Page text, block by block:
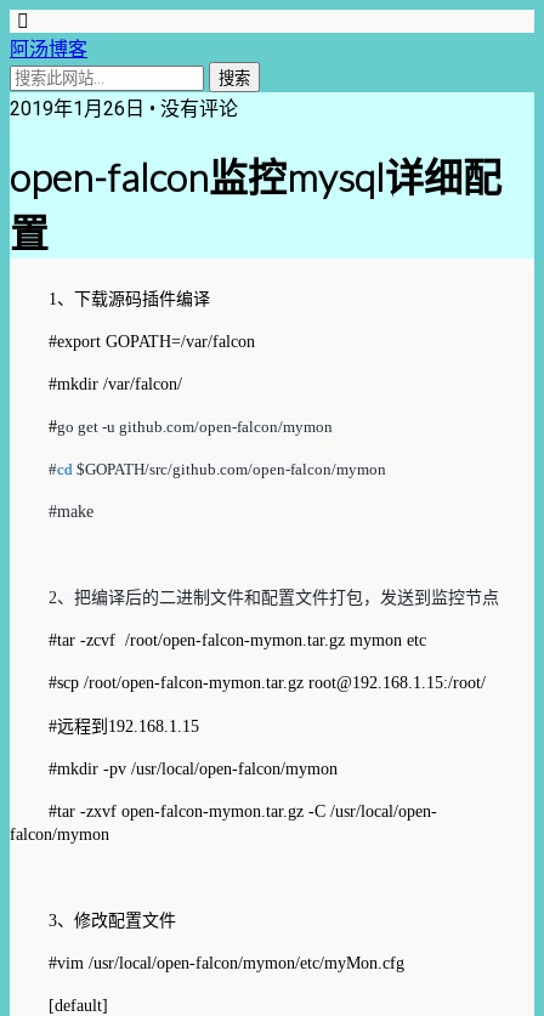
阿汤博客
2019年1月26日 • 没有评论
open-falcon监控mysql详细配
置
1、下载源码插件编译
#export GOPATH=/var/falcon
#mkdir /var/falcon/
#go get -u github.com/open-falcon/mymon
#cd $GOPATH/src/github.com/open-falcon/mymon
#make
2、把编译后的二进制文件和配置文件打包，发送到监控节点
#tar -zcvf /root/open-falcon-mymon.tar.gz mymon etc
#scp /root/open-falcon-mymon.tar.gz root@192.168.1.15:/root/
#远程到192.168.1.15
#mkdir -pv /usr/local/open-falcon/mymon
#tar -zxvf open-falcon-mymon.tar.gz -C /usr/local/open-
falcon/mymon
3、修改配置文件
#vim /usr/local/open-falcon/mymon/etc/myMon.cfg
[default]